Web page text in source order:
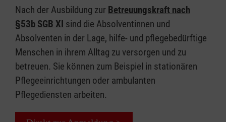
Nach der Ausbildung zur Betreuungskraft nach
§53b SGB XI sind die Absolventinnen und
Absolventen in der Lage, hilfe- und pflegebedürftige
Menschen in ihrem Alltag zu versorgen und zu
betreuen. Sie können zum Beispiel in stationären
Pflegeeinrichtungen oder ambulanten
Pflegediensten arbeiten.